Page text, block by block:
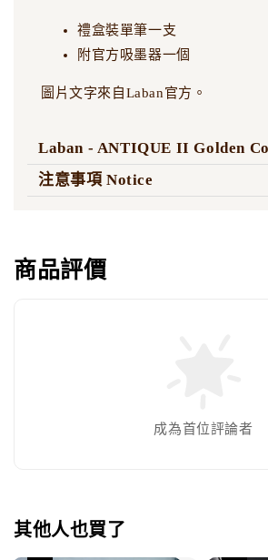
禮盒裝單筆一支
附官方吸墨器一個
圖片文字來自Laban官方。
Laban - ANTIQUE II Golden
注意事項 Notice
商品評價
成為首位評論者
其他人也買了